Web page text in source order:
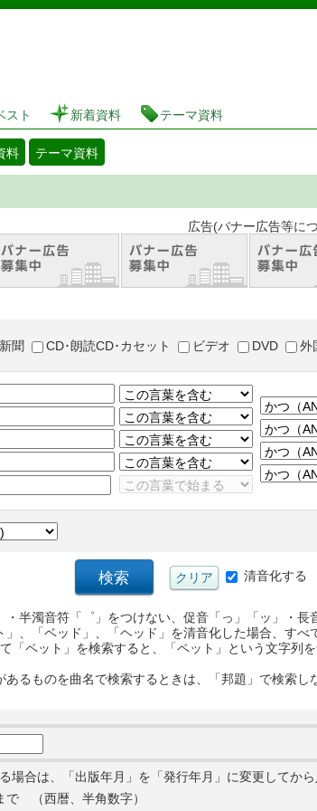
図書館 蔵書検索・予約システム
スト 新着資料 テーマ資料
料 テーマ資料
告(バナー広告等については、千葉
聞 CD･朗読CD･カセット ビデオ DVD 外
清音化する
半濁音符「゜」をつけない、促音「っ」「ッ」・長
」、「ベッド」、「ヘッド」を清音化した場合、すべ
「ペット」を検索すると、「ペット」という文字列
るものを曲名で検索するときは、「邦題」で検索し
合は、「出版年月」を「発行年月」に変更してから
で （西暦、半角数字）